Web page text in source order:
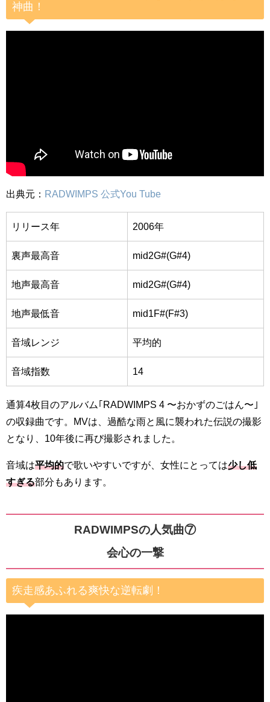
神曲！
出典元： RADWIMPS 公式You Tube
リリース年 2006年
裏声最高音 mid2G#(G#4)
地声最高音 mid2G#(G#4)
地声最低音 mid1F#(F#3)
音域レンジ 平均的
音域指数 14
通算4枚目のアルバム｢ RADWIMPS 4 〜おかずのごはん〜｣
の収録曲です。MVは、過酷な雨と風に襲われた伝説の撮影
となり、10年後に再び撮影されました。
音域は平均的で歌いやすいですが、女性にとっては少し低
すぎる部分もあります。
RADWIMPSの人気曲⑦
会心の一撃
疾走感あふれる爽快な逆転劇！